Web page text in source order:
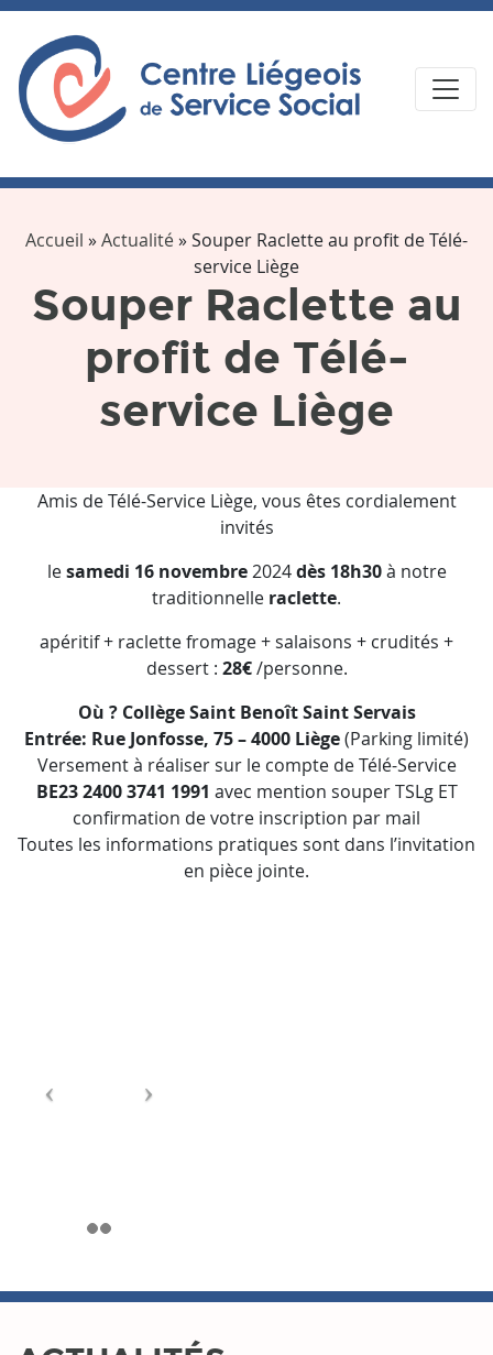
Accueil »Actualité»Souper Raclette au profit de Télé-
service Liège
Souper Raclette au
profit de Télé-
service Liège
Amis de Télé-Service Liège, vous êtes cordialement
invités
lesamedi 16 novembre2024dès 18h30à notre
traditionnelle raclette.
apéritif + raclette fromage + salaisons + crudités +
dessert : 28€/personne.
Où ? Collège Saint Benoît Saint Servais
Entrée: Rue Jonfosse, 75 – 4000 Liège(Parking limité)
Versement à réaliser sur le compte de Télé-Service
BE23 2400 3741 1991 avec mention souper TSLg ET
confirmation de votre inscription par mail
Toutes les informations pratiques sont dans l’invitation
en pièce jointe.